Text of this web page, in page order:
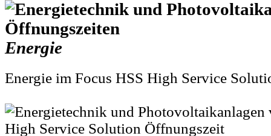
Energie
Energie im Focus HSS High Service